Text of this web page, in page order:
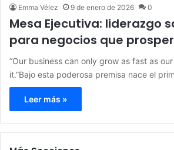
Emma Vélez 9 de enero de 2026 0
Mesa Ejecutiva: liderazgo
para negocios que
“Our business can only grow as fast as
it.”Bajo esta poderosa premisa nace el
Leer más »